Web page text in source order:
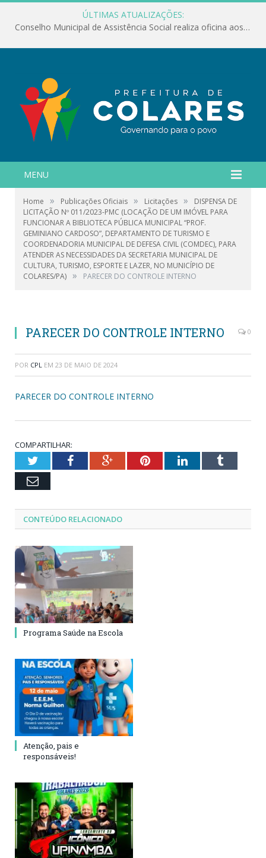
ÚLTIMAS ATUALIZAÇÕES:
Conselho Municipal de Assistência Social realiza oficina aos servidores
MENU
Home » Publicações Oficiais » Licitações »
DISPENSA DE
LICITAÇÃO Nº 011/2023-PMC (LOCAÇÃO DE UM IMÓVEL PARA
FUNCIONAR A BIBLIOTECA PÚBLICA MUNICIPAL “PROF.
GEMINIANO CARDOSO”, DEPARTAMENTO DE TURISMO E
COORDENADORIA MUNICIPAL DE DEFESA CIVIL (COMDEC), PARA
ATENDER AS NECESSIDADES DA SECRETARIA MUNICIPAL DE
CULTURA, TURISMO, ESPORTE E LAZER, NO MUNICÍPIO DE
COLARES/PA) » PARECER DO CONTROLE INTERNO
PARECER DO CONTROLE INTERNO 0
POR CPL EM 23 DE MAIO DE 2024
PARECER DO CONTROLE INTERNO
COMPARTILHAR:
TwitterFacebookGoogle+PinterestLinkedInTumblr
Email
CONTEÚDO RELACIONADO
Programa Saúde na Escola
Atenção, pais e
responsáveis!